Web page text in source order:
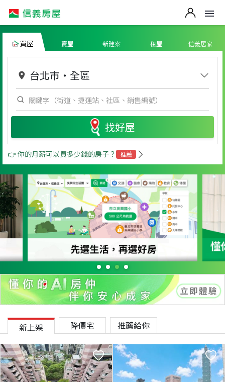
買屋 賣屋 新建案 租屋 信義居家
台北市 ・ 全區
找好屋
👉 你的月薪可以買多少錢的房子？ 推薦
新上架 降價宅 推薦給你